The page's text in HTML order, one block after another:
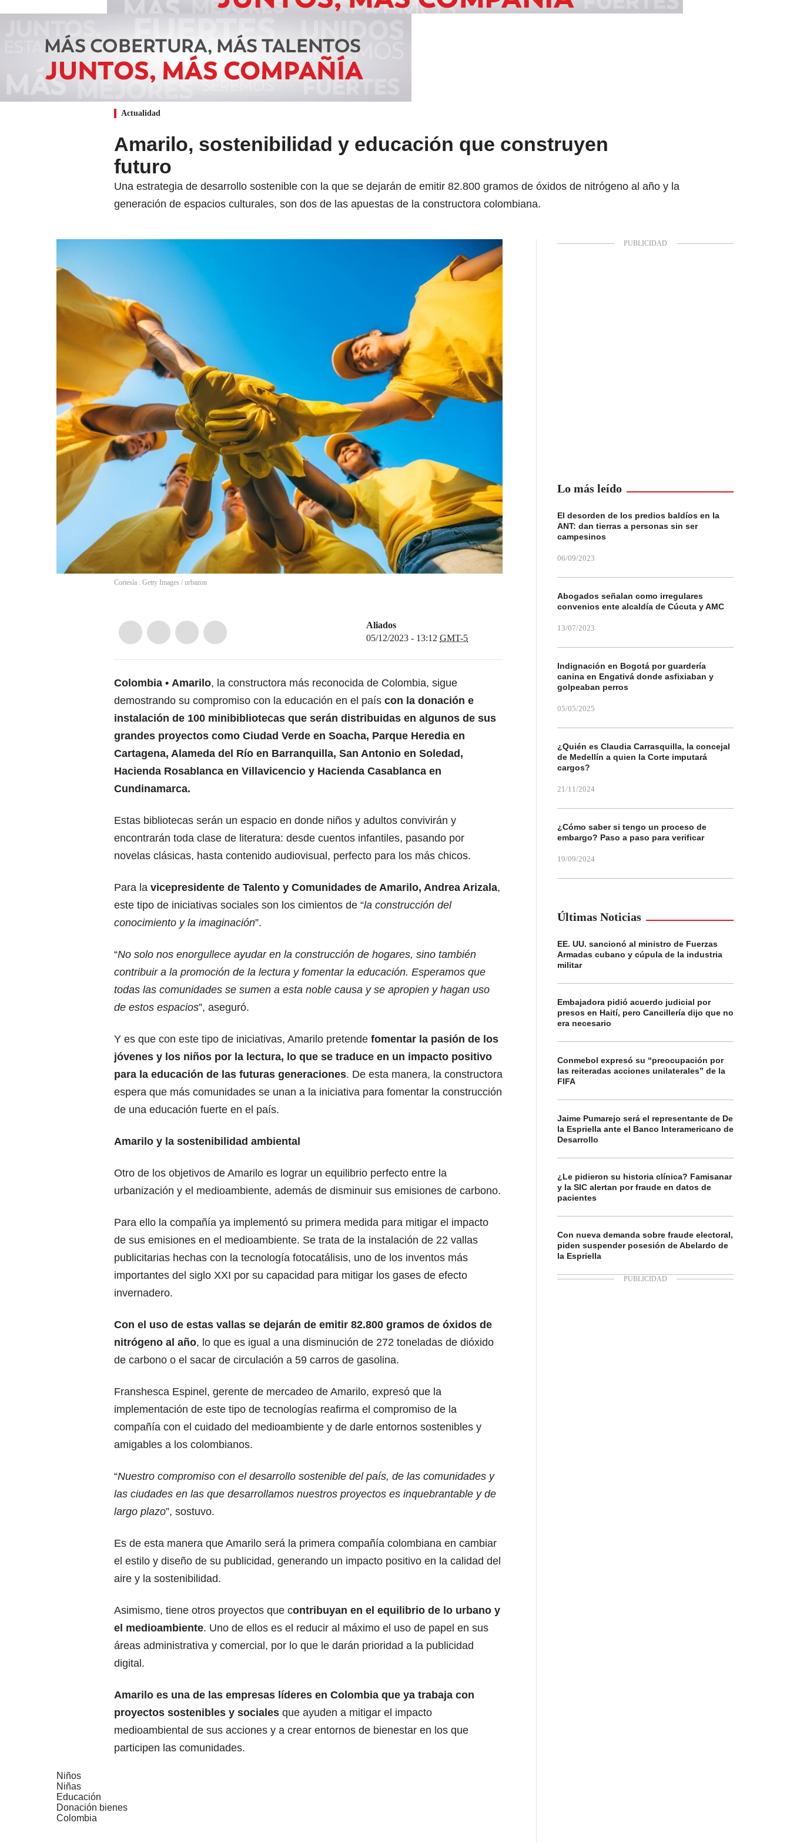
Actualidad
Amarilo, sostenibilidad y educación que construyen
futuro
Una estrategia de desarrollo sostenible con la que se dejarán de emitir 82.800 gramos de óxidos de nitrógeno al año y la
generación de espacios culturales, son dos de las apuestas de la constructora colombiana.
Cortesía : Getty Images / urbazon
Aliados
05/12/2023 - 13:12 GMT-5
Colombia Amarilo, la constructora más reconocida de Colombia, sigue
demostrando su compromiso con la educación en el país con la donación e
instalación de 100 minibibliotecas que serán distribuidas en algunos de sus
grandes proyectos como Ciudad Verde en Soacha, Parque Heredia en
Cartagena, Alameda del Río en Barranquilla, San Antonio en Soledad,
Hacienda Rosablanca en Villavicencio y Hacienda Casablanca en
Cundinamarca.
Estas bibliotecas serán un espacio en donde niños y adultos convivirán y
encontrarán toda clase de literatura: desde cuentos infantiles, pasando por
novelas clásicas, hasta contenido audiovisual, perfecto para los más chicos.
Para la vicepresidente de Talento y Comunidades de Amarilo, Andrea Arizala,
este tipo de iniciativas sociales son los cimientos de “la construcción del
conocimiento y la imaginación”.
“No solo nos enorgullece ayudar en la construcción de hogares, sino también
contribuir a la promoción de la lectura y fomentar la educación. Esperamos que
todas las comunidades se sumen a esta noble causa y se apropien y hagan uso
de estos espacios”, aseguró.
Y es que con este tipo de iniciativas, Amarilo pretende fomentar la pasión de los
jóvenes y los niños por la lectura, lo que se traduce en un impacto positivo
para la educación de las futuras generaciones. De esta manera, la constructora
espera que más comunidades se unan a la iniciativa para fomentar la construcción
de una educación fuerte en el país.
Amarilo y la sostenibilidad ambiental
Otro de los objetivos de Amarilo es lograr un equilibrio perfecto entre la
urbanización y el medioambiente, además de disminuir sus emisiones de carbono.
Para ello la compañía ya implementó su primera medida para mitigar el impacto
de sus emisiones en el medioambiente. Se trata de la instalación de 22 vallas
publicitarias hechas con la tecnología fotocatálisis, uno de los inventos más
importantes del siglo XXI por su capacidad para mitigar los gases de efecto
invernadero.
Con el uso de estas vallas se dejarán de emitir 82.800 gramos de óxidos de
nitrógeno al año, lo que es igual a una disminución de 272 toneladas de dióxido
de carbono o el sacar de circulación a 59 carros de gasolina.
Franshesca Espinel, gerente de mercadeo de Amarilo, expresó que la
implementación de este tipo de tecnologías reafirma el compromiso de la
compañía con el cuidado del medioambiente y de darle entornos sostenibles y
amigables a los colombianos.
“Nuestro compromiso con el desarrollo sostenible del país, de las comunidades y
las ciudades en las que desarrollamos nuestros proyectos es inquebrantable y de
largo plazo”, sostuvo.
Es de esta manera que Amarilo será la primera compañía colombiana en cambiar
el estilo y diseño de su publicidad, generando un impacto positivo en la calidad del
aire y la sostenibilidad.
Asimismo, tiene otros proyectos que contribuyan en el equilibrio de lo urbano y
el medioambiente. Uno de ellos es el reducir al máximo el uso de papel en sus
áreas administrativa y comercial, por lo que le darán prioridad a la publicidad
digital.
Amarilo es una de las empresas líderes en Colombia que ya trabaja con
proyectos sostenibles y sociales que ayuden a mitigar el impacto
medioambiental de sus acciones y a crear entornos de bienestar en los que
participen las comunidades.
Niños
Niñas
Educación
Donación bienes
Colombia
Lo más leído
El desorden de los predios baldíos en la
ANT: dan tierras a personas sin ser
campesinos
06/09/2023
Abogados señalan como irregulares
convenios ente alcaldía de Cúcuta y AMC
13/07/2023
Indignación en Bogotá por guardería
canina en Engativá donde asfixiaban y
golpeaban perros
05/05/2025
¿Quién es Claudia Carrasquilla, la concejal
de Medellín a quien la Corte imputará
cargos?
21/11/2024
¿Cómo saber si tengo un proceso de
embargo? Paso a paso para verificar
19/09/2024
Últimas Noticias
EE. UU. sancionó al ministro de Fuerzas
Armadas cubano y cúpula de la industria
militar
Embajadora pidió acuerdo judicial por
presos en Haití, pero Cancillería dijo que no
era necesario
Conmebol expresó su “preocupación por
las reiteradas acciones unilaterales” de la
FIFA
Jaime Pumarejo será el representante de De
la Espriella ante el Banco Interamericano de
Desarrollo
¿Le pidieron su historia clínica? Famisanar
y la SIC alertan por fraude en datos de
pacientes
Con nueva demanda sobre fraude electoral,
piden suspender posesión de Abelardo de
la Espriella